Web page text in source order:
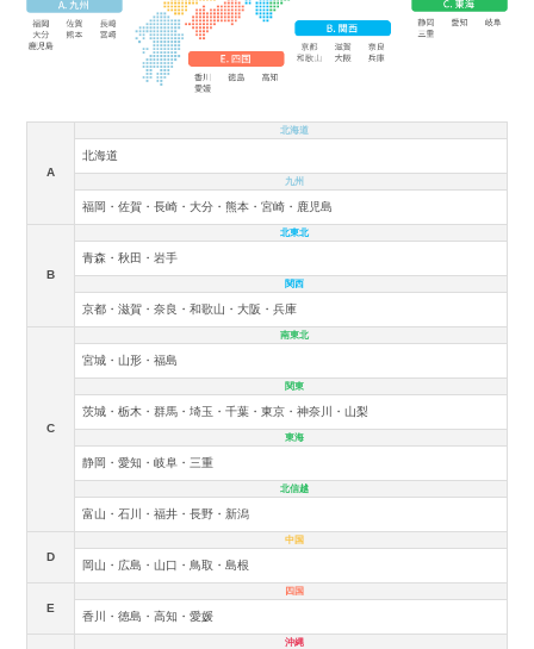
A
北海道
北海道
九州
福岡・佐賀・長崎・大分・熊本・宮崎・鹿児島
B
北東北
青森・秋田・岩手
関西
京都・滋賀・奈良・和歌山・大阪・兵庫
C
南東北
宮城・山形・福島
関東
茨城・栃木・群馬・埼玉・千葉・東京・神奈川・山梨
東海
静岡・愛知・岐阜・三重
北信越
富山・石川・福井・長野・新潟
D
中国
岡山・広島・山口・鳥取・島根
E
四国
香川・徳島・高知・愛媛
沖縄